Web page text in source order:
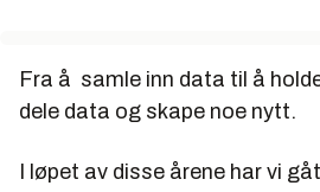
Fra å samle inn data til å
dele data og skape noe nytt.
I løpet av disse årene har vi